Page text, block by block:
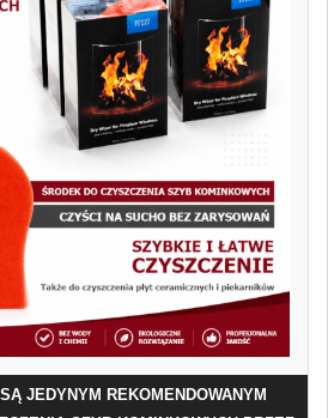
JEDYNYM REKOMENDOWANYM